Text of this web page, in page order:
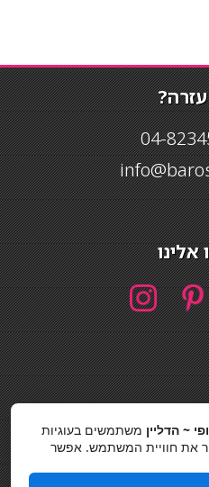
חיפוש
בר
~ הדליין משתמשים בעוגיות
את חוויית המשתמש. אפשר